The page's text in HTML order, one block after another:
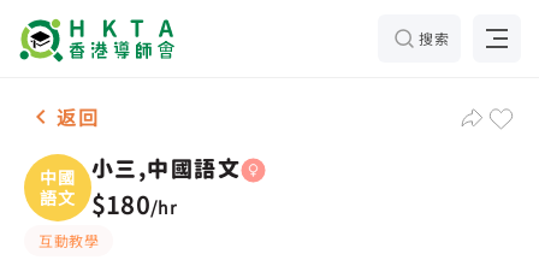
搜索
女-1名 小三,中國語文，大埔 補習推介
返回
中國
語文
小三,中國語文
$180/hr
互動教學